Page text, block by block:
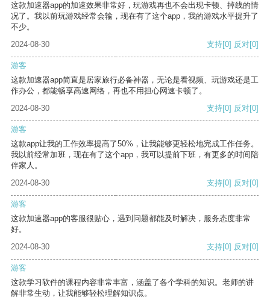
这款加速器app的加速效果非常好，玩游戏再也不会出现卡顿、掉线的情
况了。我以前玩游戏经常会输，现在有了这个app，我的游戏水平提升了
不少。
2024-08-30
支持[0] 反对[0]
游客
这款加速器app简直是居家旅行必备神器，无论是看视频、玩游戏还是工
作办公，都能畅享高速网络，再也不用担心网速卡顿了。
2024-08-30
支持[0] 反对[0]
游客
这款app让我的工作效率提高了50%，让我能够更轻松地完成工作任务。
我以前经常加班，现在有了这个app，我可以提前下班，有更多的时间陪
伴家人。
2024-08-30
支持[0] 反对[0]
游客
这款加速器app的客服很贴心，遇到问题都能及时解决，服务态度非常
好。
2024-08-30
支持[0] 反对[0]
游客
这款学习软件的课程内容非常丰富，涵盖了各个学科的知识。老师的讲
解非常生动，让我能够轻松理解知识点。